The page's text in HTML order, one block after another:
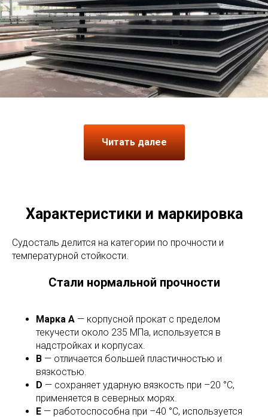
Читать далее
Характеристики и маркировка
Судосталь делится на категории по прочности и
температурной стойкости.
Стали нормальной прочности
Марка A — корпусной прокат с пределом
текучести около 235 МПа, используется в
надстройках и корпусах.
B — отличается большей пластичностью и
вязкостью.
D — сохраняет ударную вязкость при –20 °C,
применяется в северных морях.
E — работоспособна при –40 °C, используется